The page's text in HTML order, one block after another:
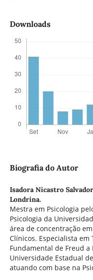
Downloads
Biografia do Autor
Isadora Nicastro
Londrina.
Mestra em Psicologia
Psicologia da
área de concentração
Clínicos. Especialista em
Fundamental de Freud a
Universidade Estadual
atuando com base na